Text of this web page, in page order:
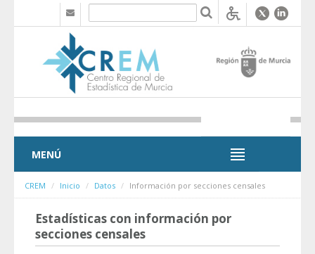
Saltar al contenido
MENÚ
CREM Inicio Datos Información por secciones censales
Estadísticas con información por
secciones censales